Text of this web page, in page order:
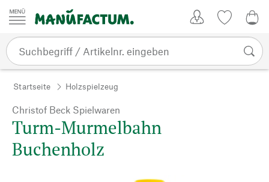
Zum Inhalt springen
Startseite Holzspielzeug
Christof Beck Spielwaren
Turm-Murmelbahn
Buchenholz